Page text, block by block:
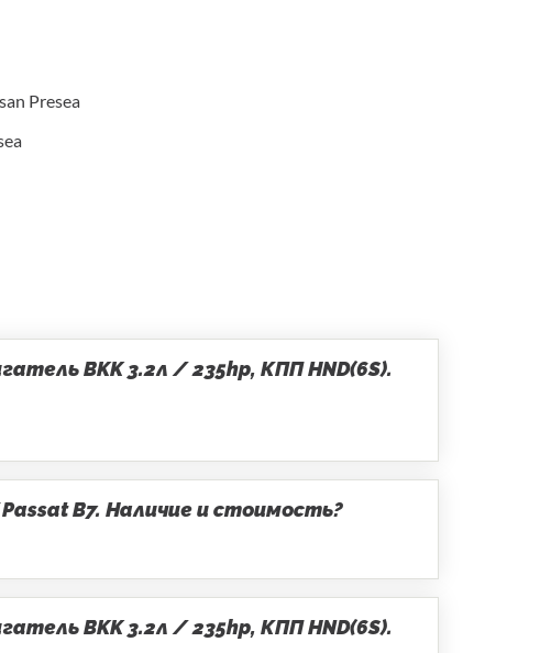
Presea
BKK 3.2л / 235hp, КПП HND(6S).
B7. Наличие и стоимость?
BKK 3.2л / 235hp, КПП HND(6S).